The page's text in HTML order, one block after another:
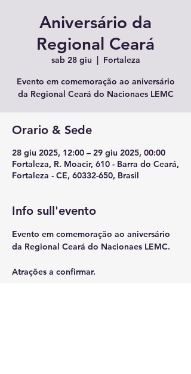
Aniversário da
Regional Ceará
sab 28 giu
  |
Fortaleza
Evento em comemoração ao aniversário
da Regional Ceará do Nacionaes LEMC
Orario & Sede
28 giu 2025, 12:00 – 29 giu 2025, 00:00
Fortaleza, R. Moacir, 610 - Barra do Ceará,
Fortaleza - CE, 60332-650, Brasil
Info sull'evento
Evento em comemoração ao aniversário
da Regional Ceará do Nacionaes LEMC.
Atrações a confirmar.